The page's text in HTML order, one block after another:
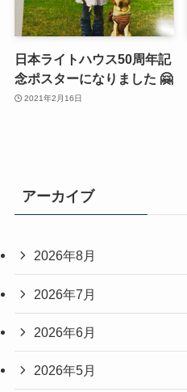
日本ライトハウス50周年記
念ポスターになりました 🤗
2021年2月16日
アーカイブ
2026年8月
2026年7月
2026年6月
2026年5月